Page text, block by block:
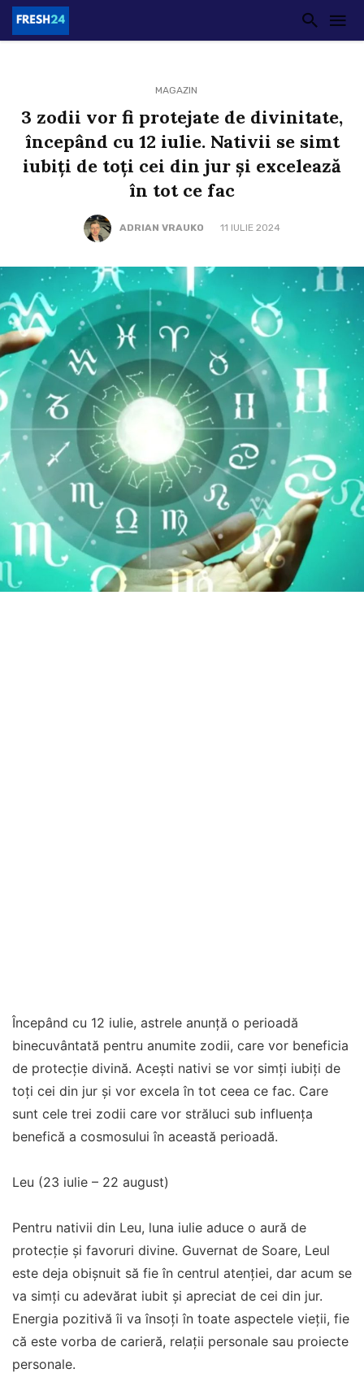
MAGAZIN
3 zodii vor fi protejate de divinitate,
începând cu 12 iulie. Nativii se simt
iubiți de toți cei din jur și excelează
în tot ce fac
ADRIAN VRAUKO 11 IULIE 2024
Începând cu 12 iulie, astrele anunță o perioadă
binecuvântată pentru anumite zodii, care vor beneficia
de protecție divină. Acești nativi se vor simți iubiți de
toți cei din jur și vor excela în tot ceea ce fac. Care
sunt cele trei zodii care vor străluci sub influența
benefică a cosmosului în această perioadă.
Leu (23 iulie – 22 august)
Pentru nativii din Leu, luna iulie aduce o aură de
protecție și favoruri divine. Guvernat de Soare, Leul
este deja obișnuit să fie în centrul atenției, dar acum se
va simți cu adevărat iubit și apreciat de cei din jur.
Energia pozitivă îi va însoți în toate aspectele vieții, fie
că este vorba de carieră, relații personale sau proiecte
personale.